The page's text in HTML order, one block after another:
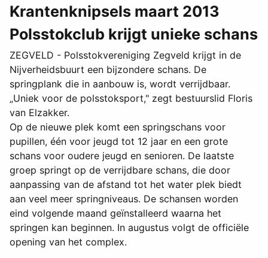
Krantenknipsels maart 2013
Polsstokclub krijgt unieke schans
ZEGVELD - Polsstokvereniging Zegveld krijgt in de
Nijverheidsbuurt een bijzondere schans. De
springplank die in aanbouw is, wordt verrijdbaar.
„Uniek voor de polsstoksport," zegt bestuurslid Floris
van Elzakker.
Op de nieuwe plek komt een springschans voor
pupillen, één voor jeugd tot 12 jaar en een grote
schans voor oudere jeugd en senioren. De laatste
groep springt op de verrijdbare schans, die door
aanpassing van de afstand tot het water plek biedt
aan veel meer springniveaus. De schansen worden
eind volgende maand geïnstalleerd waarna het
springen kan beginnen. In augustus volgt de officiële
opening van het complex.